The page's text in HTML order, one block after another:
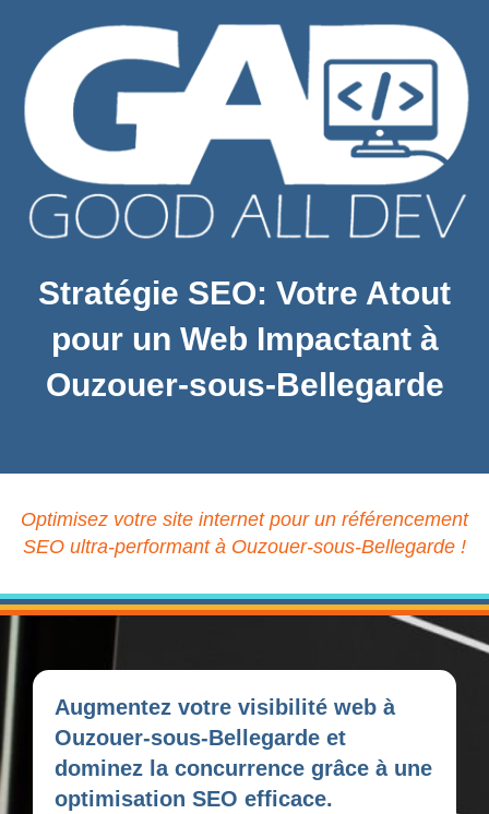
Stratégie SEO: Votre Atout
pour un Web Impactant à
Ouzouer-sous-Bellegarde
Optimisez votre site internet pour un référencement
SEO ultra-performant à Ouzouer-sous-Bellegarde !
Augmentez votre visibilité web à
Ouzouer-sous-Bellegarde et
dominez la concurrence grâce à une
optimisation SEO efficace.